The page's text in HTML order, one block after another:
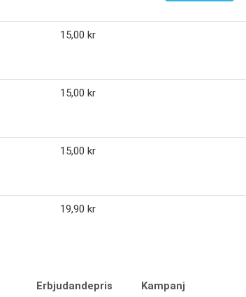
15,00 kr
15,00 kr
15,00 kr
19,90 kr
Erbjudandepris Kampanj